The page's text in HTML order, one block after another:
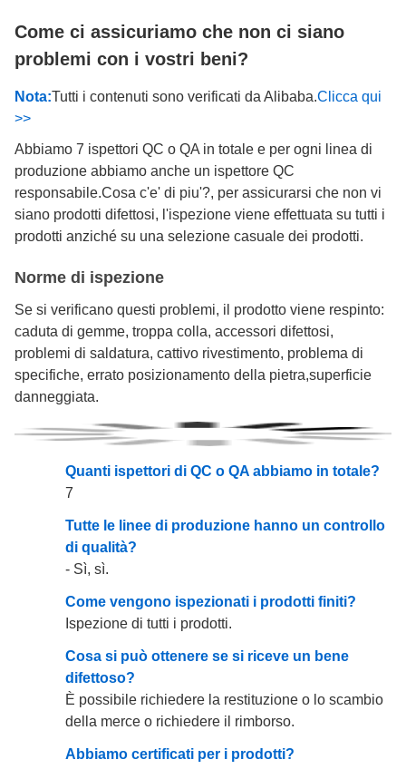
Come ci assicuriamo che non ci siano
problemi con i vostri beni?
Nota:Tutti i contenuti sono verificati da Alibaba.Clicca qui
>>
Abbiamo 7 ispettori QC o QA in totale e per ogni linea di
produzione abbiamo anche un ispettore QC
responsabile.Cosa c'e' di piu'?, per assicurarsi che non vi
siano prodotti difettosi, l'ispezione viene effettuata su tutti i
prodotti anziché su una selezione casuale dei prodotti.
Norme di ispezione
Se si verificano questi problemi, il prodotto viene respinto:
caduta di gemme, troppa colla, accessori difettosi,
problemi di saldatura, cattivo rivestimento, problema di
specifiche, errato posizionamento della pietra,superficie
danneggiata.
Quanti ispettori di QC o QA abbiamo in totale?
7
Tutte le linee di produzione hanno un controllo
di qualità?
- Sì, sì.
Come vengono ispezionati i prodotti finiti?
Ispezione di tutti i prodotti.
Cosa si può ottenere se si riceve un bene
difettoso?
È possibile richiedere la restituzione o lo scambio
della merce o richiedere il rimborso.
Abbiamo certificati per i prodotti?